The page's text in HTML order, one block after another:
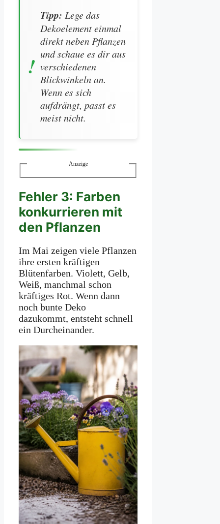
Tipp: Lege das
Dekoelement einmal
direkt neben Pflanzen
und schaue es dir aus
verschiedenen
Blickwinkeln an.
Wenn es sich
aufdrängt, passt es
meist nicht.
Anzeige
Fehler 3: Farben
konkurrieren mit
den Pflanzen
Im Mai zeigen viele Pflanzen
ihre ersten kräftigen
Blütenfarben. Violett, Gelb,
Weiß, manchmal schon
kräftiges Rot. Wenn dann
noch bunte Deko
dazukommt, entsteht schnell
ein Durcheinander.